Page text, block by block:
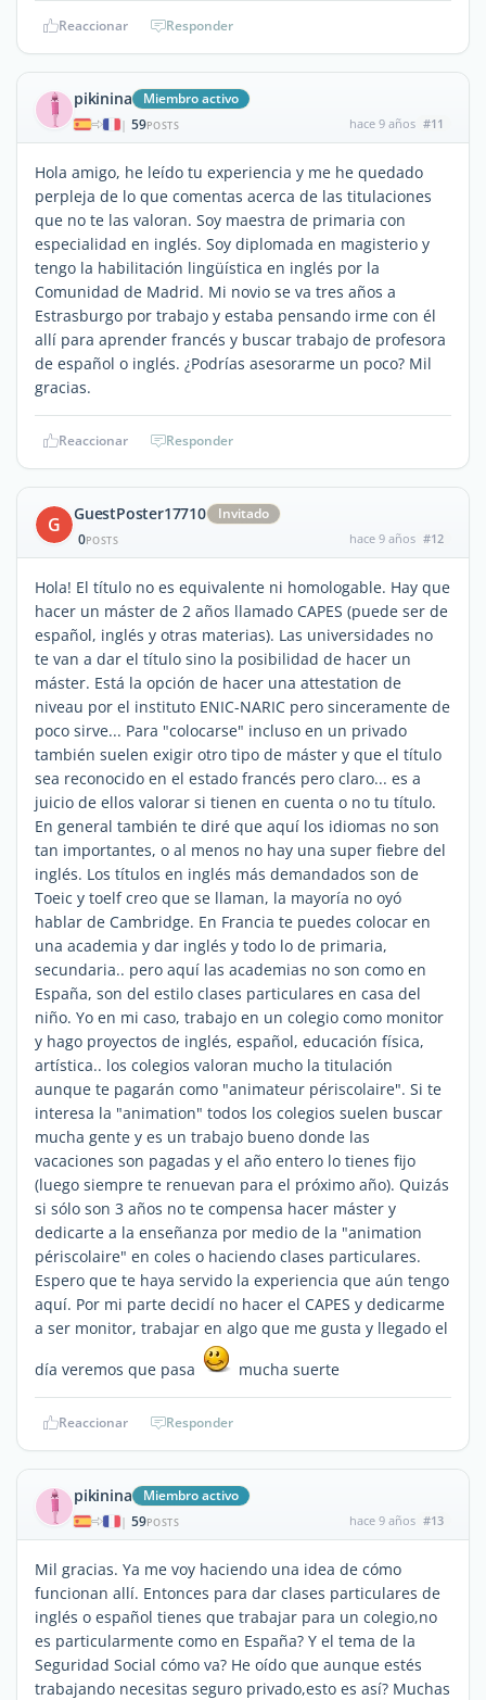
Reaccionar Responder
pikinina Miembro activo
| 59POSTS hace 9 años #11
Hola amigo, he leído tu experiencia y me he quedado
perpleja de lo que comentas acerca de las titulaciones
que no te las valoran. Soy maestra de primaria con
especialidad en inglés. Soy diplomada en magisterio y
tengo la habilitación lingüística en inglés por la
Comunidad de Madrid. Mi novio se va tres años a
Estrasburgo por trabajo y estaba pensando irme con él
allí para aprender francés y buscar trabajo de profesora
de español o inglés. ¿Podrías asesorarme un poco? Mil
gracias.
Reaccionar Responder
G GuestPoster17710
Invitado
0POSTS hace 9 años #12
Hola! El título no es equivalente ni homologable. Hay que
hacer un máster de 2 años llamado CAPES (puede ser de
español, inglés y otras materias). Las universidades no
te van a dar el título sino la posibilidad de hacer un
máster. Está la opción de hacer una attestation de
niveau por el instituto ENIC-NARIC pero sinceramente de
poco sirve... Para "colocarse" incluso en un privado
también suelen exigir otro tipo de máster y que el título
sea reconocido en el estado francés pero claro... es a
juicio de ellos valorar si tienen en cuenta o no tu título.
En general también te diré que aquí los idiomas no son
tan importantes, o al menos no hay una super fiebre del
inglés. Los títulos en inglés más demandados son de
Toeic y toelf creo que se llaman, la mayoría no oyó
hablar de Cambridge. En Francia te puedes colocar en
una academia y dar inglés y todo lo de primaria,
secundaria.. pero aquí las academias no son como en
España, son del estilo clases particulares en casa del
niño. Yo en mi caso, trabajo en un colegio como monitor
y hago proyectos de inglés, español, educación física,
artística.. los colegios valoran mucho la titulación
aunque te pagarán como "animateur périscolaire". Si te
interesa la "animation" todos los colegios suelen buscar
mucha gente y es un trabajo bueno donde las
vacaciones son pagadas y el año entero lo tienes fijo
(luego siempre te renuevan para el próximo año). Quizás
si sólo son 3 años no te compensa hacer máster y
dedicarte a la enseñanza por medio de la "animation
périscolaire" en coles o haciendo clases particulares.
Espero que te haya servido la experiencia que aún tengo
aquí. Por mi parte decidí no hacer el CAPES y dedicarme
a ser monitor, trabajar en algo que me gusta y llegado el
día veremos que pasa
mucha suerte
Reaccionar Responder
pikinina Miembro activo
| 59POSTS hace 9 años #13
Mil gracias. Ya me voy haciendo una idea de cómo
funcionan allí. Entonces para dar clases particulares de
inglés o español tienes que trabajar para un colegio,no
es particularmente como en España? Y el tema de la
Seguridad Social cómo va? He oído que aunque estés
trabajando necesitas seguro privado,esto es así? Muchas